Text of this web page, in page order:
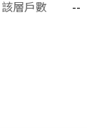
該層戶數
--